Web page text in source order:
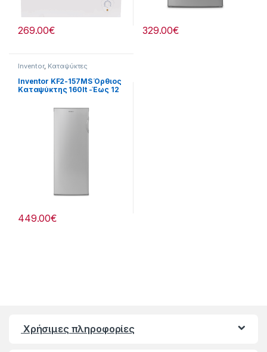
269.00€ 329.00€
Inventor, Καταψύκτες
Inventor KF2-157MS Όρθιος
Καταψύκτης 160lt -Έως 12
449.00€
Χρήσιμες πληροφορίες